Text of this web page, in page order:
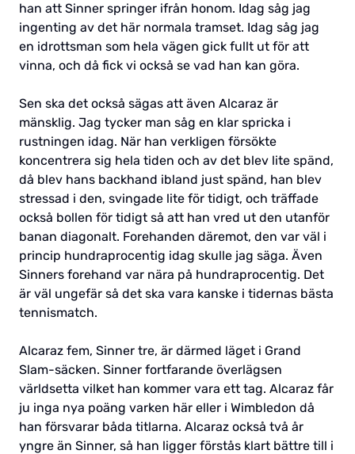
han att Sinner springer ifrån honom. Idag såg jag
ingenting av det här normala tramset. Idag såg jag
en idrottsman som hela vägen gick fullt ut för att
vinna, och då fick vi också se vad han kan göra.
Sen ska det också sägas att även Alcaraz är
mänsklig. Jag tycker man såg en klar spricka i
rustningen idag. När han verkligen försökte
koncentrera sig hela tiden och av det blev lite spänd,
då blev hans backhand ibland just spänd, han blev
stressad i den, svingade lite för tidigt, och träffade
också bollen för tidigt så att han vred ut den utanför
banan diagonalt. Forehanden däremot, den var väl i
princip hundraprocentig idag skulle jag säga. Även
Sinners forehand var nära på hundraprocentig. Det
är väl ungefär så det ska vara kanske i tidernas bästa
tennismatch.
Alcaraz fem, Sinner tre, är därmed läget i Grand
Slam-säcken. Sinner fortfarande överlägsen
världsetta vilket han kommer vara ett tag. Alcaraz får
ju inga nya poäng varken här eller i Wimbledon då
han försvarar båda titlarna. Alcaraz också två år
yngre än Sinner, så han ligger förstås klart bättre till i